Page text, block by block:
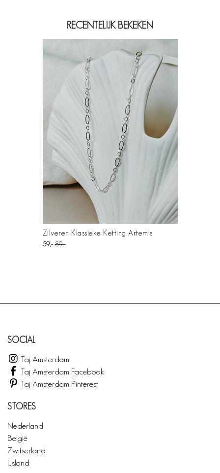
RECENTELIJK BEKEKEN
Zilveren Klassieke Ketting Artemis
59 89
SOCIAL
Taj Amsterdam
Taj Amsterdam Facebook
Taj Amsterdam Pinterest
STORES
Nederland
België
Zwitserland
IJsland